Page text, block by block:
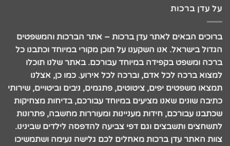
על עדן ברכות
ברוכים הבאים לאתר עדן ברכות – אתר הברכות והמשפטים
הגדול בישראל. אנו השקענו על תוכן מקורי במיוחד וכתבנו כל
ברכה ומשפט בקפידה במיוחד עבורכם. באתר שלנו תוכלו
למצוא ברכה לכל אדם, וברכה לכל אירוע. כמו כן, אצלנו
תמצאו משפטים יפים, ציטוטים, פתגמים, ניבים וביטויים, שירותי
כתיבה שונים שאנו מציעים במיוחד עבורכם, בדיחות מצחיקות
שכתבנו עבורכם, חידות מעניינות ומעוררות מחשבה, פתרונות
לתשחצים ותשבצים וגם דפי צביעה להדפסה לילדים שבינינו.
צוות האתר עדן ברכות מאחלים לכם גלישה נעימה ושתמשיכו